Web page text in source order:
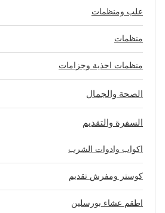
علب ومنظمات
منظمات
منظمات احذية وجزامات
الصحة والجمال
السفرة والتقديم
اكواب وادوات الشرب
كوستر ومفرش تقديم
اطقم عشاء بورسلين